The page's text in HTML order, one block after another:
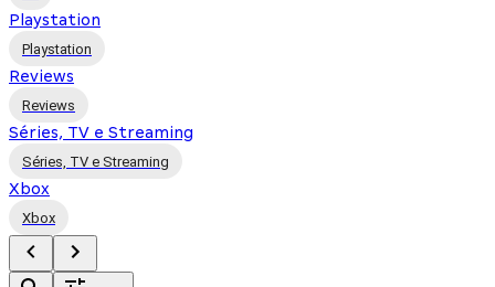
Playstation
Playstation
Reviews
Reviews
Séries, TV e Streaming
Séries, TV e Streaming
Xbox
Xbox